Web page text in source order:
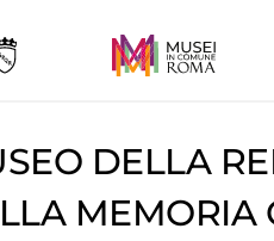
DELLA
MEMORIA